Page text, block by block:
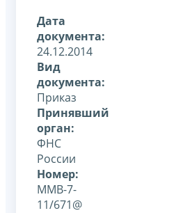
Дата
документа:
24.12.2014
Вид
документа:
Приказ
Принявший
орган:
ФНС
России
Номер:
ММВ-7-
11/671@